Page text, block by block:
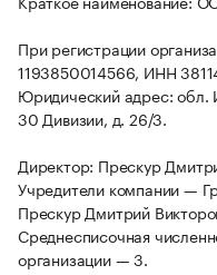
При регистрации
1193850014566, ИНН
Юридический адрес: обл.
30 Дивизии, д. 26/3.
Директор: Прескур
Учредители компании —
Прескур Дмитрий
Среднесписочная
организации — 3.